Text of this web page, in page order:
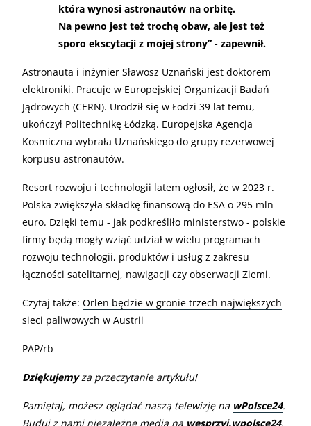
która wynosi astronautów na orbitę.
Na pewno jest też trochę obaw, ale jest też
sporo ekscytacji z mojej strony” - zapewnił.
Astronauta i inżynier Sławosz Uznański jest doktorem
elektroniki. Pracuje w Europejskiej Organizacji Badań
Jądrowych (CERN). Urodził się w Łodzi 39 lat temu,
ukończył Politechnikę Łódzką. Europejska Agencja
Kosmiczna wybrała Uznańskiego do grupy rezerwowej
korpusu astronautów.
Resort rozwoju i technologii latem ogłosił, że w 2023 r.
Polska zwiększyła składkę finansową do ESA o 295 mln
euro. Dzięki temu - jak podkreśliło ministerstwo - polskie
firmy będą mogły wziąć udział w wielu programach
rozwoju technologii, produktów i usług z zakresu
łączności satelitarnej, nawigacji czy obserwacji Ziemi.
Czytaj także: Orlen będzie w gronie trzech największych
sieci paliwowych w Austrii
PAP/rb
Dziękujemyza przeczytanie artykułu!
Pamiętaj, możesz oglądać naszą telewizję na wPolsce24.
Buduj z nami niezależne media na wesprzyj.wpolsce24.